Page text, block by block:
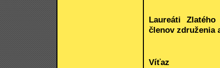
Laureáti
členov združenia
Víťaz